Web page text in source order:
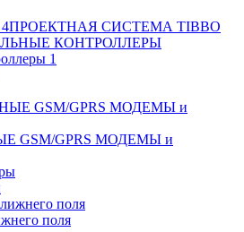
4ПРОЕКТНАЯ СИСТЕМА TIBBO
КОНТРОЛЛЕРЫ
1
GPRS МОДЕМЫ и
поля